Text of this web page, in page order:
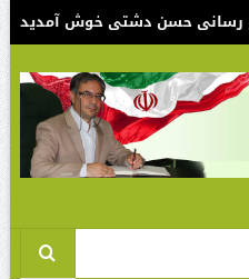
رسانی حسن دشتی خوش آمدید